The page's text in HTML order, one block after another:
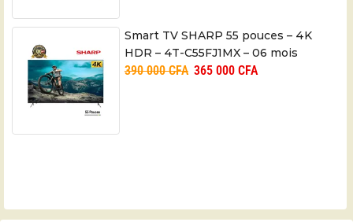
Smart TV SHARP 55 pouces – 4K
HDR – 4T-C55FJ1MX – 06 mois
390 000CFA 365 000 CFA